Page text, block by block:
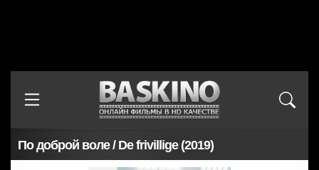
По доброй воле / De frivillige (2019)